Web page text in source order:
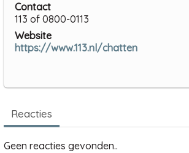
Contact
113 of 0800-0113
Website
https://www.113.nl/chatten
Reacties
Geen reacties gevonden..